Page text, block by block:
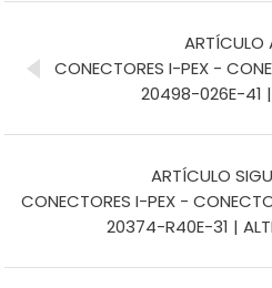
ARTÍCULO
CONECTORES I-PEX -
20498-026E-41 |
ARTÍCULO
CONECTORES I-PEX -
20374-R40E-31 |